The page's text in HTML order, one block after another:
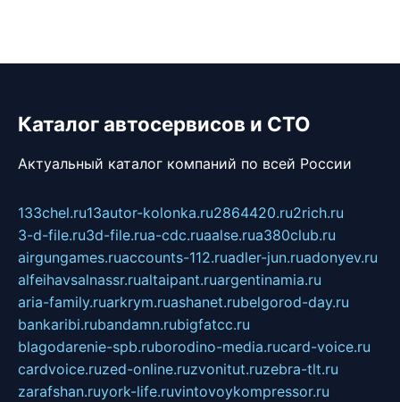
Каталог автосервисов и СТО
Актуальный каталог компаний по всей России
133chel.ru13autor-kolonka.ru2864420.ru2rich.ru
3-d-file.ru3d-file.rua-cdc.ruaalse.rua380club.ru
airgungames.ruaccounts-112.ruadler-jun.ruadonyev.ru
alfeihavsalnassr.rualtaipant.ruargentinamia.ru
aria-family.ruarkrym.ruashanet.rubelgorod-day.ru
bankaribi.rubandamn.rubigfatcc.ru
blagodarenie-spb.ruborodino-media.rucard-voice.ru
cardvoice.ruzed-online.ruzvonitut.ruzebra-tlt.ru
zarafshan.ruyork-life.ruvintovoykompressor.ru